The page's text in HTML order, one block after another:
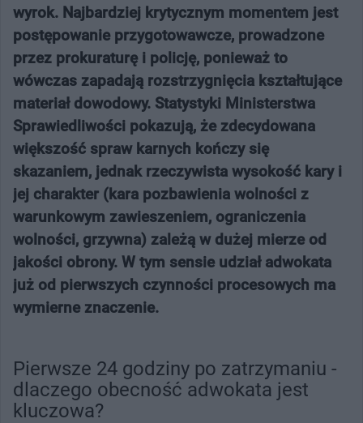
wyrok. Najbardziej krytycznym momentem jest
postępowanie przygotowawcze, prowadzone
przez prokuraturę i policję, ponieważ to
wówczas zapadają rozstrzygnięcia kształtujące
materiał dowodowy. Statystyki Ministerstwa
Sprawiedliwości pokazują, że zdecydowana
większość spraw karnych kończy się
skazaniem, jednak rzeczywista wysokość kary i
jej charakter (kara pozbawienia wolności z
warunkowym zawieszeniem, ograniczenia
wolności, grzywna) zależą w dużej mierze od
jakości obrony. W tym sensie udział adwokata
już od pierwszych czynności procesowych ma
wymierne znaczenie.
Pierwsze 24 godziny po zatrzymaniu -
dlaczego obecność adwokata jest
kluczowa?